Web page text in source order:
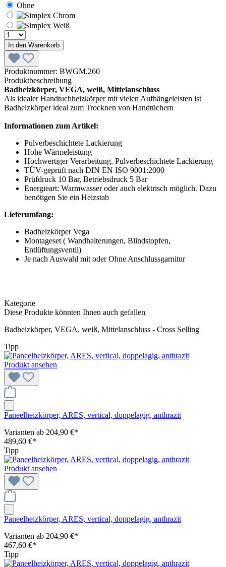
Ohne
In den Warenkorb
Produktnummer: BWGM.260
Produktbeschreibung
Badheizkörper, VEGA, weiß, Mittelanschluss
Als idealer Handtuchheizkörper mit vielen Aufhängeleisten ist
Badheizkörper ideal zum Trocknen von Handtüchern
Informationen zum Artikel:
Pulverbeschichtete Lackierung
Hohe Wärmeleistung
Hochwertiger Verarbeitung. Pulverbeschichtete Lackierung
TÜV-geprüft nach DIN EN ISO 9001:2000
Prüfdruck 10 Bar, Betriebsdruck 5 Bar
Energieart: Warmwasser oder auch elektrisch möglich. Dazu
benötigen Sie ein Heizstab
Lieferumfang:
Badheizkörper Vega
Montageset ( Wandhalterungen, Blindstopfen,
Entlüftungsventil)
Je nach Auswahl mit oder Ohne Anschlussgarnitur
Kategorie
Diese Produkte könnten Ihnen auch gefallen
Badheizkörper, VEGA, weiß, Mittelanschluss - Cross Selling
Tipp
Produkt ansehen
Paneelheizkörper, ARES, vertical, doppelagig, anthrazit
Varianten ab 204,90 €*
489,60 €*
Tipp
Produkt ansehen
Paneelheizkörper, ARES, vertical, doppelagig, anthrazit
Varianten ab 204,90 €*
467,60 €*
Tipp